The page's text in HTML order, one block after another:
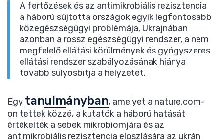
A fertőzések és az antimikrobiális rezisztencia
a háború sújtotta országok egyik legfontosabb
közegészségügyi problémája, Ukrajnában
azonban a rossz egészségügyi rendszer, a nem
megfelelő ellátási körülmények és gyógyszeres
ellátási rendszer szabályozásának hiánya
tovább súlyosbítja a helyzetet.
Egy tanulmányban, amelyet a nature.com-
on tettek közzé, a kutatók a háború hatását
értékelték a sebek mikrobiomjára és az
antimikrobiális rezisztencia eloszlására az ukrán